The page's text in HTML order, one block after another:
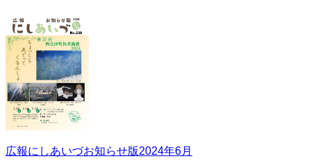
広報にしあいづお知らせ版2024年6月